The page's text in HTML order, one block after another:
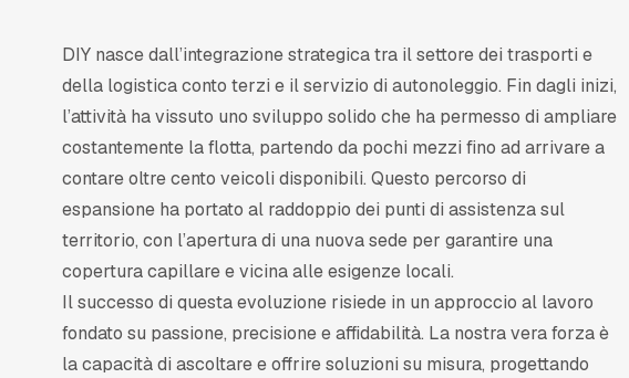
DIY nasce dall’integrazione strategica tra il settore dei trasporti e
della logistica conto terzi e il servizio di autonoleggio. Fin dagli inizi,
l’attività ha vissuto uno sviluppo solido che ha permesso di ampliare
costantemente la flotta, partendo da pochi mezzi fino ad arrivare a
contare oltre cento veicoli disponibili. Questo percorso di
espansione ha portato al raddoppio dei punti di assistenza sul
territorio, con l’apertura di una nuova sede per garantire una
copertura capillare e vicina alle esigenze locali.
Il successo di questa evoluzione risiede in un approccio al lavoro
fondato su passione, precisione e affidabilità. La nostra vera forza è
la capacità di ascoltare e offrire soluzioni su misura, progettando